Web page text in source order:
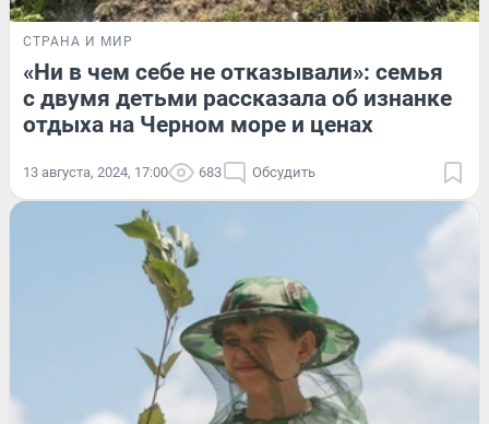
СТРАНА И МИР
«Ни в чем себе не отказывали»: семья
с двумя детьми рассказала об изнанке
отдыха на Черном море и ценах
13 августа, 2024, 17:00 683 Обсудить